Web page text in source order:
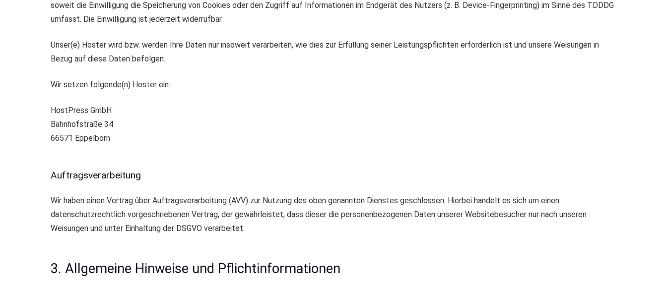
soweit die Einwilligung die Speicherung von Cookies oder den Zugriff auf Informationen im Endgerät des Nutzers (z. B. Device-Fingerprinting) im Sinne des TDDDG
umfasst. Die Einwilligung ist jederzeit widerrufbar.
Unser(e) Hoster wird bzw. werden Ihre Daten nur insoweit verarbeiten, wie dies zur Erfüllung seiner Leistungspflichten erforderlich ist und unsere Weisungen in
Bezug auf diese Daten befolgen.
Wir setzen folgende(n) Hoster ein:
HostPress GmbH
Bahnhofstraße 34
66571 Eppelborn
Auftragsverarbeitung
Wir haben einen Vertrag über Auftragsverarbeitung (AVV) zur Nutzung des oben genannten Dienstes geschlossen. Hierbei handelt es sich um einen
datenschutzrechtlich vorgeschriebenen Vertrag, der gewährleistet, dass dieser die personenbezogenen Daten unserer Websitebesucher nur nach unseren
Weisungen und unter Einhaltung der DSGVO verarbeitet.
3. Allgemeine Hinweise und Pflicht­informationen